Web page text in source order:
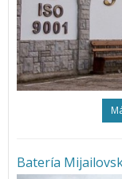
Batería